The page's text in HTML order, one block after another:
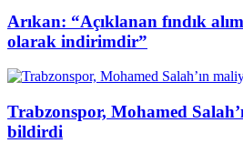
Arıkan: “Açıklanan fındık
olarak indirimdir”
Trabzonspor, Mohamed
bildirdi